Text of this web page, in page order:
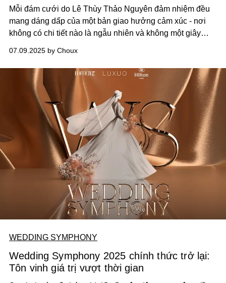
Mỗi đám cưới do Lê Thùy Thảo Nguyên đảm nhiệm đều
mang dáng dấp của một bản giao hưởng cảm xúc - nơi
không có chi tiết nào là ngẫu nhiên và không một giây
lập hai đơn vị chuyên về các hoạt động sự kiện, truyền
thông - Triple E và Noble Dakao, chị bước vào ngành
cưới với tâm thế của một storyteller đích thực: Kể chuyện
bằng thị giác, bằng ánh sáng, bằng âm thanh, bằng chất
liệu văn hóa và cả những điều “nhỏ nhoi” cần thiết- ở đó,
sự giản đơn chính là vẻ đẹp vượt thời gian.
07.09.2025 by Choux
WEDDING SYMPHONY
Wedding Symphony 2025 chính thức trở lại:
Tôn vinh giá trị vượt thời gian